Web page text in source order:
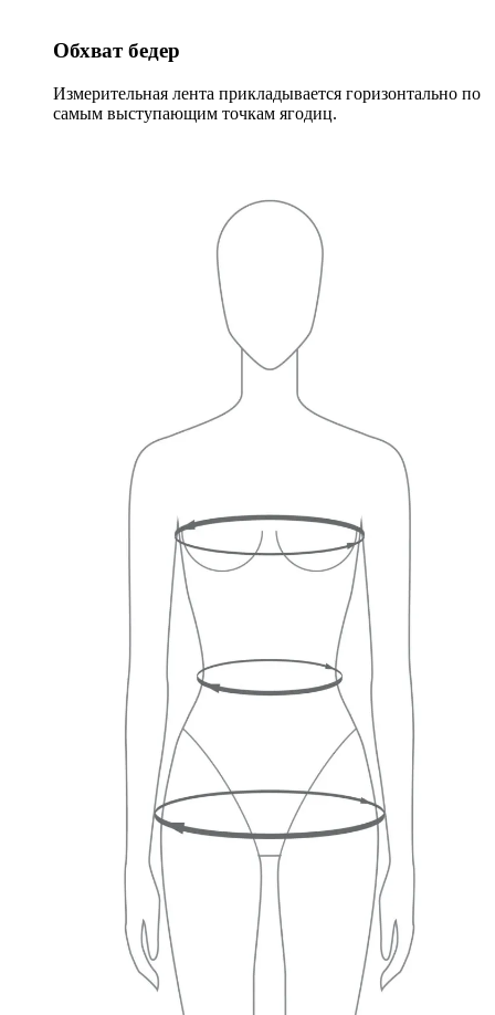
Обхват бедер
Измерительная лента прикладывается горизонтально по
самым выступающим точкам ягодиц.